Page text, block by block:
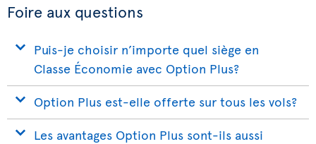
Foire aux questions
Puis-je choisir n’importe quel siège en
Classe Économie avec Option Plus?
Option Plus est-elle offerte sur tous les vols?
Les avantages Option Plus sont-ils aussi